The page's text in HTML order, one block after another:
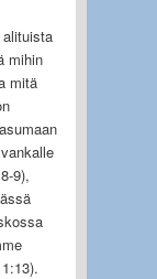
mihin
mitä
9),